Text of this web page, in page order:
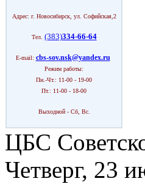
Адрес: г. Новосибирск, ул. Софийская,2
Тел. (383)334-66-64
E-mail: cbs-sov.nsk@yandex.ru
Режим работы:
Пн.-Чт.: 11-00 - 19-00
Пт.: 11-00 - 18-00
Выходной - Сб, Вс.
ЦБС
Четверг, 23